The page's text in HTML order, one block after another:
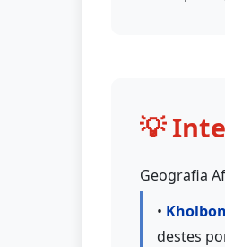
💡
Geografia
•
destes